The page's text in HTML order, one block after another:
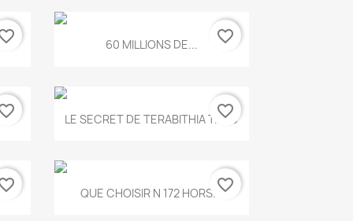
Aperçu rapide
60 MILLIONS DE... favorite_border
Aperçu rapide
LE SECRET DE TERABITHIA T.560
favorite_border
Aperçu rapide
QUE CHOISIR N 172 HORS...favorite_border